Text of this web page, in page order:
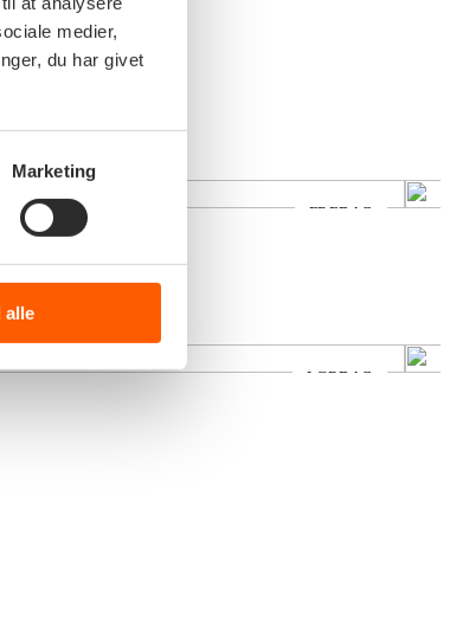
medier,
du har givet
Marketing
alle
FREDAG
LØRDAG
med Piger